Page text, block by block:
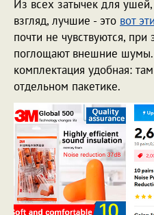
Из всех затычек для
взгляд, лучшие - это вот
почти не чувствуются,
поглощают внешние
комплектация удобная:
отдельном пакетике.